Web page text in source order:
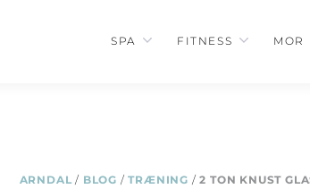
SPA FITNESS MOR
ARNDAL / BLOG /TRÆNING /2 TON KNUST